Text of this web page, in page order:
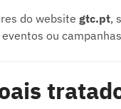
do website gtc.pt,
ou